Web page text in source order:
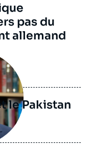
pas du
allemand
le Pakistan